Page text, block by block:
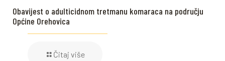
Obavijest o adulticidnom tretmanu komaraca na području
Općine Orehovica
Čitaj više